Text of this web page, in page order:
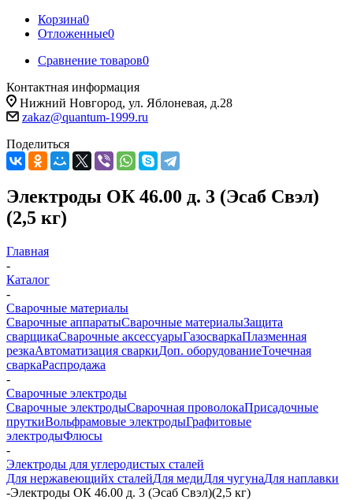
Корзина0
Отложенные0
Сравнение товаров0
Контактная информация
Нижний Новгород, ул. Яблоневая, д.28
zakaz@quantum-1999.ru
Поделиться
Электроды ОК 46.00 д. 3 (Эсаб Свэл)
(2,5 кг)
Главная
-
Каталог
-
Сварочные материалы
Сварочные аппаратыСварочные материалыЗащита
сварщикаСварочные аксессуарыГазосваркаПлазменная
резкаАвтоматизация сваркиДоп. оборудованиеТочечная
сваркаРаспродажа
-
Сварочные электроды
Сварочные электродыСварочная проволокаПрисадочные
пруткиВольфрамовые электродыГрафитовые
электродыФлюсы
-
Электроды для углеродистых сталей
Для нержавеющийх сталейДля медиДля чугунаДля наплавки
-Электроды ОК 46.00 д. 3 (Эсаб Свэл)(2,5 кг)